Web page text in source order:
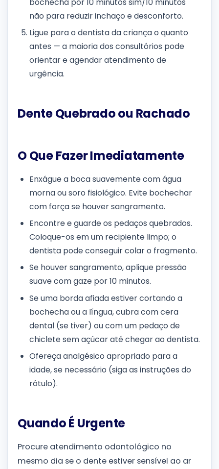
não para reduzir inchaço e desconforto.
Ligue para o dentista da criança o quanto
antes — a maioria dos consultórios pode
orientar e agendar atendimento de
urgência.
Dente Quebrado ou Rachado
O Que Fazer Imediatamente
Enxágue a boca suavemente com água
morna ou soro fisiológico. Evite bochechar
com força se houver sangramento.
Encontre e guarde os pedaços quebrados.
Coloque-os em um recipiente limpo; o
dentista pode conseguir colar o fragmento.
Se houver sangramento, aplique pressão
suave com gaze por 10 minutos.
Se uma borda afiada estiver cortando a
bochecha ou a língua, cubra com cera
dental (se tiver) ou com um pedaço de
chiclete sem açúcar até chegar ao dentista.
Ofereça analgésico apropriado para a
idade, se necessário (siga as instruções do
rótulo).
Quando É Urgente
Procure atendimento odontológico no
mesmo dia se o dente estiver sensível ao ar